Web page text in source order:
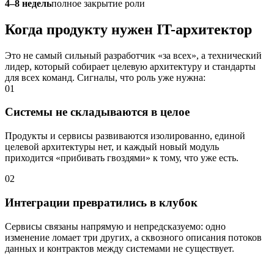
4–8 недельполное закрытие роли
Когда продукту нужен IT-архитектор
Это не самый сильный разработчик «за всех», а технический
лидер, который собирает целевую архитектуру и стандарты
для всех команд. Сигналы, что роль уже нужна:
01
Системы не складываются в целое
Продукты и сервисы развиваются изолированно, единой
целевой архитектуры нет, и каждый новый модуль
приходится «прибивать гвоздями» к тому, что уже есть.
02
Интеграции превратились в клубок
Сервисы связаны напрямую и непредсказуемо: одно
изменение ломает три других, а сквозного описания потоков
данных и контрактов между системами не существует.